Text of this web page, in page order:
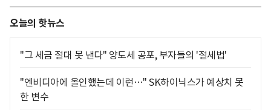
오늘의 핫뉴스
"그 세금 절대 못 낸다" 양도세 공포, 부자들의 '절세법'
"엔비디아에 올인했는데 이런…" SK하이닉스가 예상치 못
한 변수